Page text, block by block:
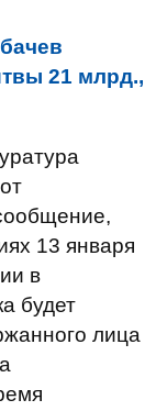
21 млрд.,
13 января
в
будет
лица